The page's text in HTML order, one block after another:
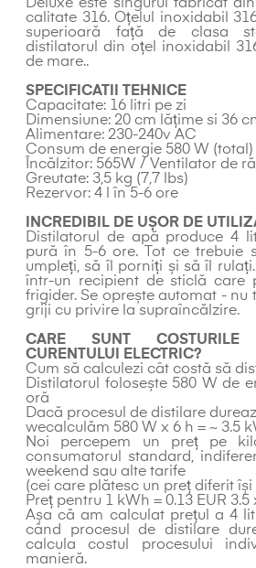
Deluxe este singurul fabricat
calitate 316. Oțelul inoxidabil
superioară față de clasa
distilatorul din oțel inoxidabil
de mare..
SPECIFICATII TEHNICE
Capacitate: 16 litri pe zi
Dimensiune: 20 cm lățime si 36
Alimentare: 230-240v AC
Consum de energie 580 W (total)
Încălzitor: 565W / Ventilator de
Greutate: 3,5 kg (7,7 lbs)
Rezervor: 4 l în 5-6 ore
INCREDIBIL DE UȘOR DE
Distilatorul de apă produce 4
pură în 5-6 ore. Tot ce trebuie
umpleți, să îl porniți și să îl
într-un recipient de sticlă care
frigider. Se oprește automat - nu
griji cu privire la supraîncălzire.
CARE SUNT COSTURILE
CURENTULUI ELECTRIC?
Cum să calculezi cât costă să
Distilatorul folosește 580 W de
oră
Dacă procesul de distilare
wecalculăm 580 W x 6 h = ~ 3.5
Noi percepem un preț pe
consumatorul standard,
weekend sau alte tarife
(cei care plătesc un preț diferit
Preț pentru 1 kWh = 0.13 EUR 3.5
Așa că am calculat prețul a 4
când procesul de distilare
calcula costul procesului
manieră.